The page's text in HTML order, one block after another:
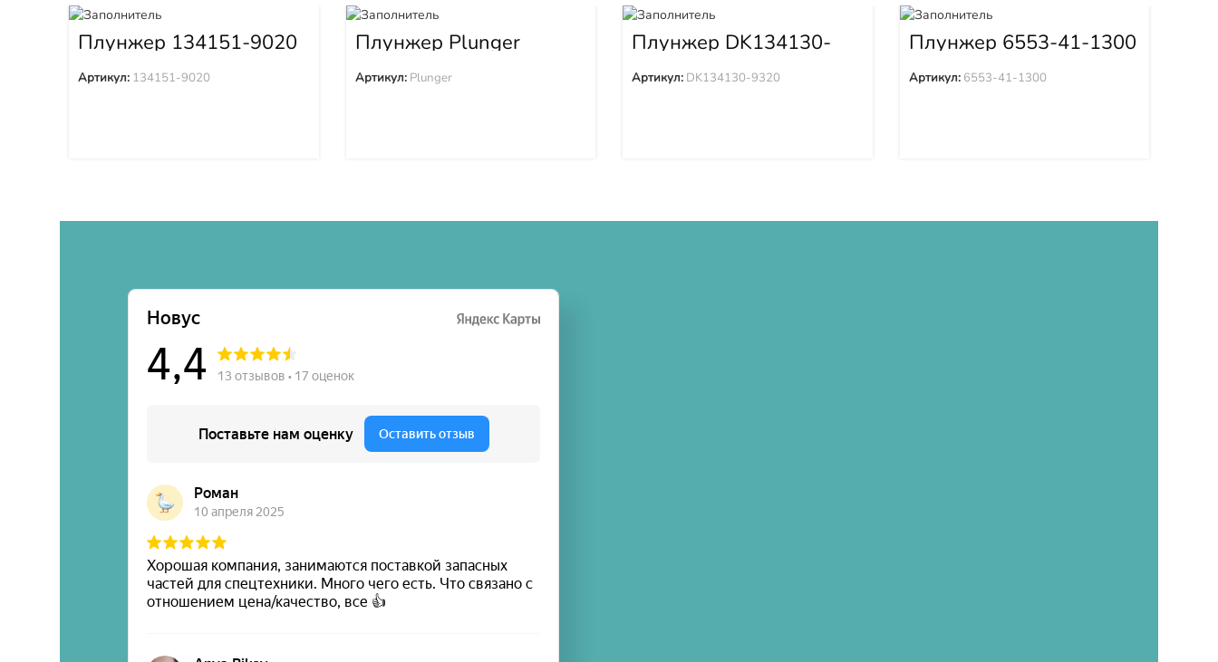
Плунжер 134151-9020
Артикул: 134151-9020
Плунжер Plunger
Артикул: Plunger
Плунжер DK134130-
9320
Артикул: DK134130-9320
Плунжер 6553-41-1300
Артикул: 6553-41-1300